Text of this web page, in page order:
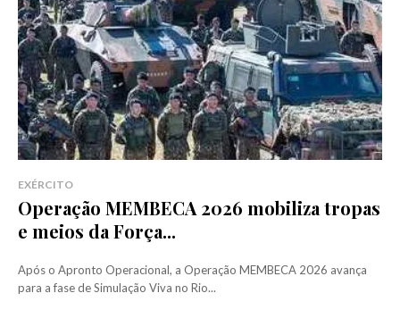
EXÉRCITO
Operação MEMBECA 2026 mobiliza tropas
e meios da Força...
Após o Apronto Operacional, a Operação MEMBECA 2026 avança
para a fase de Simulação Viva no Rio...